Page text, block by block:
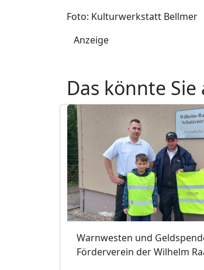
Foto: Kulturwerkstatt Bellmer
Anzeige
Das könnte
Warnwesten und
Förderverein der Wilhelm